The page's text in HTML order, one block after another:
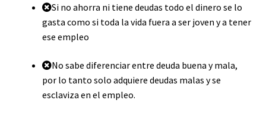
Si no ahorra ni tiene deudas todo el dinero se lo
gasta como si toda la vida fuera a ser joven y a tener
ese empleo
No sabe diferenciar entre deuda buena y mala,
por lo tanto solo adquiere deudas malas y se
esclaviza en el empleo.